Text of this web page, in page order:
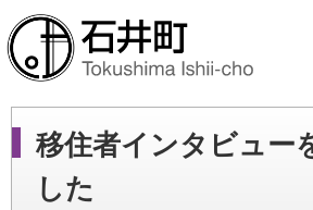
移住者インタビュー
した